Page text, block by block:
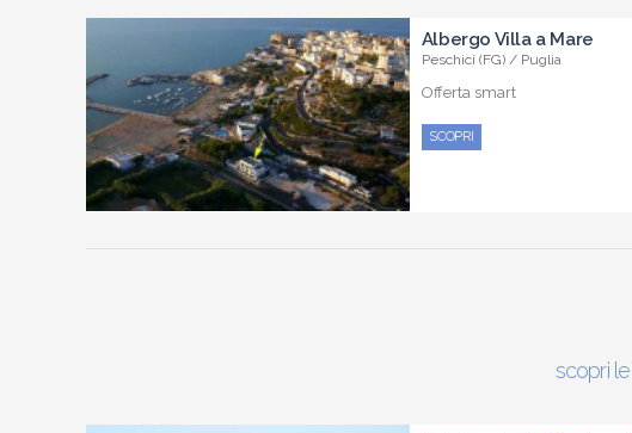
Albergo Villa a Mare
Peschici (FG) / Puglia
Offerta smart
SCOPRI
scopri